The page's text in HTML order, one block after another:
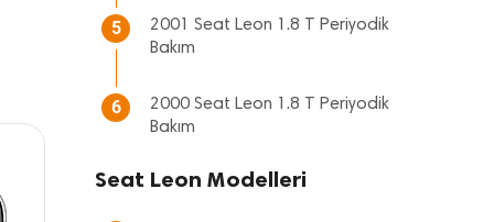
5
2001 Seat Leon 1.8 T Periyodik
Bakım
6
2000 Seat Leon 1.8 T Periyodik
Bakım
Seat Leon Modelleri